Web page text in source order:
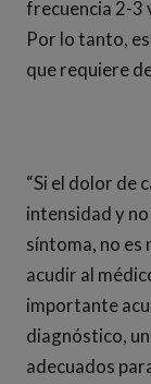
frecuencia 2-3
Por lo tanto,
que requiere
“Si el dolor de
intensidad y
síntoma, no es
acudir al
importante
diagnóstico,
adecuados